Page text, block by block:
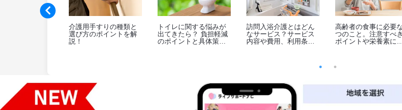
高齢者の食事サポート
に伴う負担と対策とは
【特集】介護事業所イ
ンタビューvol4. あそび
心株式会社編 ～「わが
「まだ自分でやれる」
親に伝えたい。家事
は“頼っていい”が合言葉
ダブルケアの当事
ンタビュー｜神奈
在住30代女性の実例